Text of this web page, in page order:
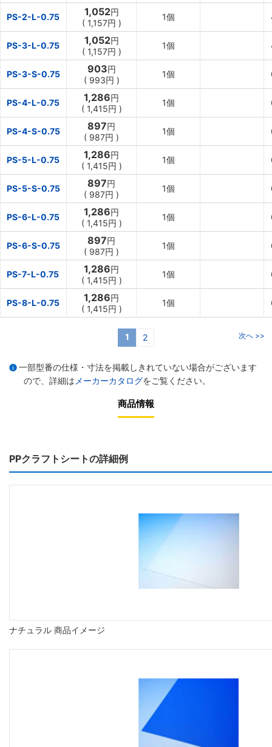
・各種事務用品。
・メガホン。
・かばん。
・作業台のトップシート。
PS-2-L-0.75 1,052円
( 1,157円 )
1個
PS-3-L-0.75 1,052円
( 1,157円 )
1個
PS-3-S-0.75 903円
( 993円 )
1個
PS-4-L-0.75 1,286円
( 1,415円 )
1個
PS-4-S-0.75 897円
( 987円 )
1個
PS-5-L-0.75 1,286円
( 1,415円 )
1個
PS-5-S-0.75 897円
( 987円 )
1個
PS-6-L-0.75 1,286円
( 1,415円 )
1個
PS-6-S-0.75 897円
( 987円 )
1個
PS-7-L-0.75 1,286円
( 1,415円 )
1個
PS-8-L-0.75 1,286円
( 1,415円 )
1個
1 2 次へ >>
一部型番の仕様・寸法を掲載しきれていない場合がございます
ので、詳細は メーカーカタログをご覧ください。
商品情報
PPクラフトシートの詳細例
ナチュラル 商品イメージ